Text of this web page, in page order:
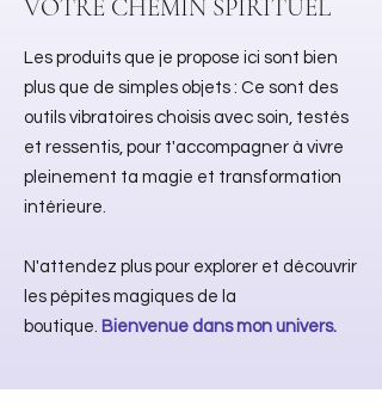
VOTRE CHEMIN SPIRITUEL
Les produits que je propose ici sont bien
plus que de simples objets : Ce sont des
outils vibratoires choisis avec soin, testés
et ressentis, pour t'accompagner à vivre
pleinement ta magie et transformation
intérieure.
N'attendez plus pour explorer et découvrir
les pépites magiques de la
boutique. Bienvenue dans mon univers.